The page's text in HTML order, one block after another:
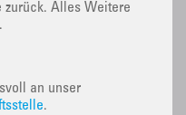
zurück. Alles Weitere
an unser
.